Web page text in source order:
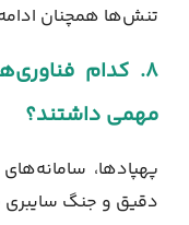
تنش‌ها همچنان
۸. کدام
مهمی داشتند؟
پهپادها،
دقیق و جنگ سایبری